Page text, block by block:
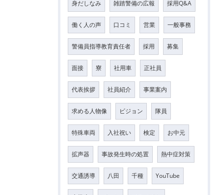
身だしなみ 雑踏警備の広報 採用Q&A
働く人の声 口コミ 営業 一般事務
警備員指導教育責任者 採用 募集
面接 寮 社用車 正社員
代表挨拶 社員紹介 事業案内
求める人物像 ビジョン 隊員
特殊車両 入社祝い 検定 お中元
拡声器 事故発生時の処置 熱中症対策
交通誘導 八田 千種 YouTube